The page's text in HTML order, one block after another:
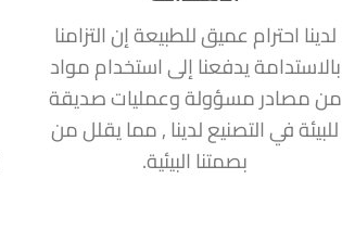
لدينا احترام عميق للطبيعة إن التزامنا
بالاستدامة يدفعنا إلى استخدام مواد
من مصادر مسؤولة وعمليات صديقة
للبيئة في التصنيع لدينا , مما يقلل من
بصمتنا البيئية.